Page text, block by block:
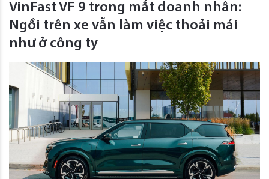
VinFast VF 9 trong mắt doanh nhân:
Ngồi trên xe vẫn làm việc thoải mái
như ở công ty